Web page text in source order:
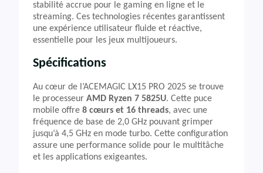
stabilité accrue pour le gaming en ligne et le
streaming. Ces technologies récentes garantissent
une expérience utilisateur fluide et réactive,
essentielle pour les jeux multijoueurs.
Spécifications
Au cœur de l’ACEMAGIC LX15 PRO 2025 se trouve
le processeur AMD Ryzen 7 5825U. Cette puce
mobile offre 8 cœurs et 16 threads, avec une
fréquence de base de 2,0 GHz pouvant grimper
jusqu’à 4,5 GHz en mode turbo. Cette configuration
assure une performance solide pour le multitâche
et les applications exigeantes.